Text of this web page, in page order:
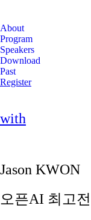
About
Program
Speakers
Download
Past
Register
with
Jason KWON
오픈AI 최고